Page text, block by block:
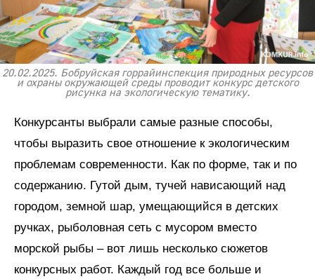
20.02.2025. Бобруйская горрайинспекция природных ресурсов
и охраны окружающей среды проводит конкурс детского
рисунка на экологическую тематику.
Конкурсанты выбрали самые разные способы,
чтобы выразить свое отношение к экологическим
проблемам современности. Как по форме, так и по
содержанию. Гутой дым, тучей нависающий над
городом, земной шар, умещающийся в детских
ручках, рыболовная сеть с мусором вместо
морской рыбы – вот лишь несколько сюжетов
конкурсных работ. Каждый год все больше и